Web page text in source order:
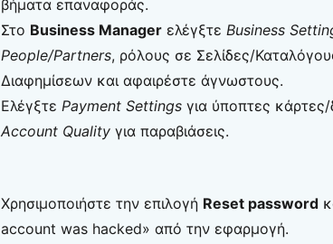
βήματα επαναφοράς.
Στο Business Managerελέγξτε Business
People/Partners, ρόλους σε Σελίδες/
Διαφημίσεων και αφαιρέστε άγνωστους.
Ελέγξτε Payment Settingsγια ύποπτες
Account Qualityγια παραβιάσεις.
Χρησιμοποιήστε την επιλογή Reset password
account was hacked» από την εφαρμογή.